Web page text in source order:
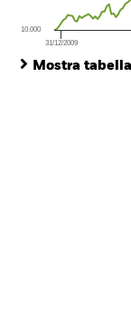
31/12/2009
10.000
Mostra